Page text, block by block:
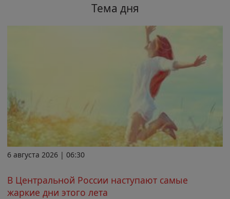
Тема дня
6 августа 2026 | 06:30
В Центральной России наступают самые
жаркие дни этого лета